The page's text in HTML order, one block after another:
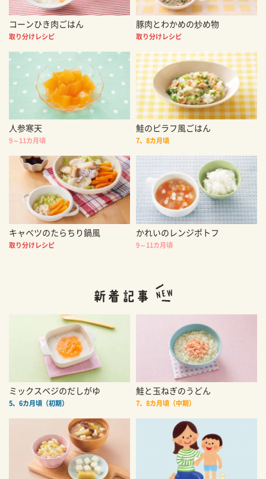
コーンひき肉ごはん
取り分けレシピ
豚肉とわかめの炒め物
取り分けレシピ
人参寒天
9～11カ月頃
鮭のピラフ風ごはん
7、8カ月頃
キャベツのたらちり鍋風
取り分けレシピ
かれいのレンジポトフ
9～11カ月頃
ミックスベジのだしがゆ
5、6カ月頃（初期）
鮭と玉ねぎのうどん
7、8カ月頃（中期）